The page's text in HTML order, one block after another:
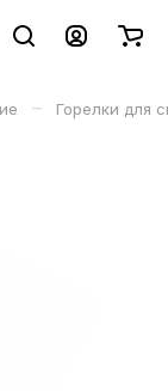
– Горелки для